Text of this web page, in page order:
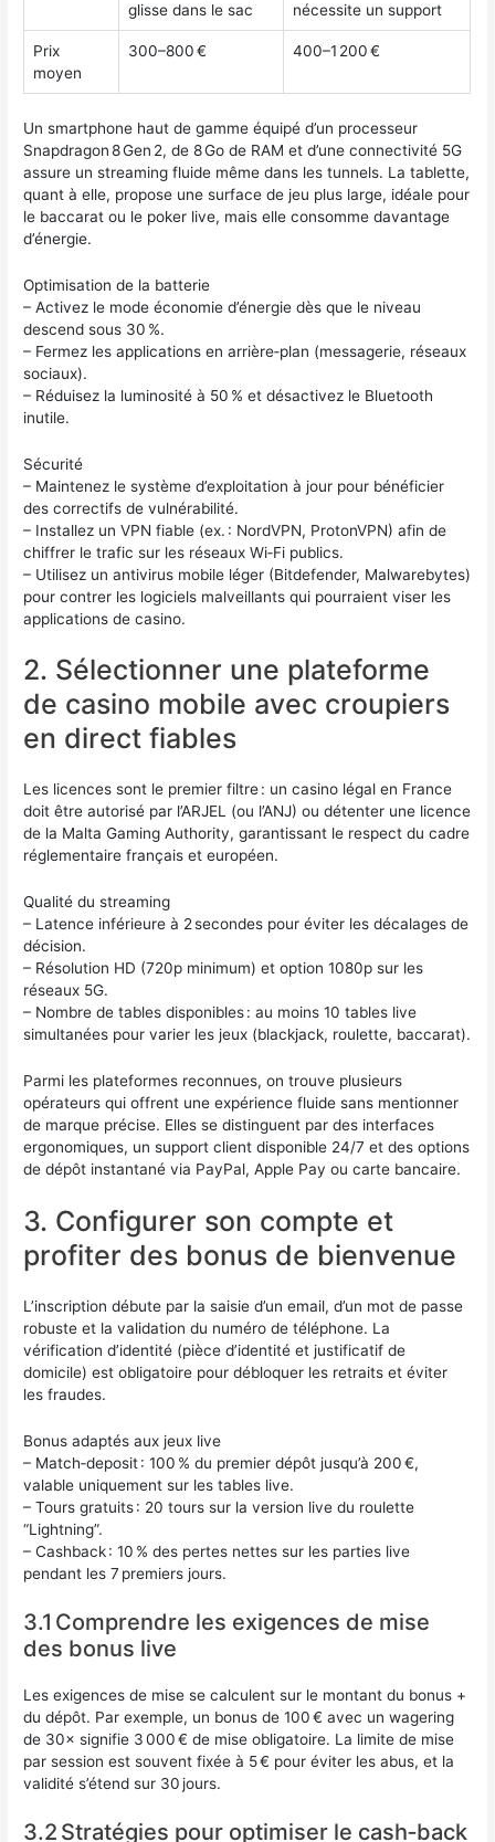
glisse dans le sac
nécessite un support
Prix
moyen
300–800 € 400–1 200 €
Un smartphone haut de gamme équipé d’un processeur
Snapdragon 8 Gen 2, de 8 Go de RAM et d’une connectivité 5G
assure un streaming fluide même dans les tunnels. La tablette,
quant à elle, propose une surface de jeu plus large, idéale pour
le baccarat ou le poker live, mais elle consomme davantage
d’énergie.
Optimisation de la batterie
– Activez le mode économie d’énergie dès que le niveau
descend sous 30 %.
– Fermez les applications en arrière‑plan (messagerie, réseaux
sociaux).
– Réduisez la luminosité à 50 % et désactivez le Bluetooth
inutile.
Sécurité
– Maintenez le système d’exploitation à jour pour bénéficier
des correctifs de vulnérabilité.
– Installez un VPN fiable (ex. : NordVPN, ProtonVPN) afin de
chiffrer le trafic sur les réseaux Wi‑Fi publics.
– Utilisez un antivirus mobile léger (Bitdefender, Malwarebytes)
pour contrer les logiciels malveillants qui pourraient viser les
applications de casino.
2. Sélectionner une plateforme
de casino mobile avec croupiers
en direct fiables
Les licences sont le premier filtre : un casino légal en France
doit être autorisé par l’ARJEL (ou l’ANJ) ou détenter une licence
de la Malta Gaming Authority, garantissant le respect du cadre
réglementaire français et européen.
Qualité du streaming
– Latence inférieure à 2 secondes pour éviter les décalages de
décision.
– Résolution HD (720p minimum) et option 1080p sur les
réseaux 5G.
– Nombre de tables disponibles : au moins 10 tables live
simultanées pour varier les jeux (blackjack, roulette, baccarat).
Parmi les plateformes reconnues, on trouve plusieurs
opérateurs qui offrent une expérience fluide sans mentionner
de marque précise. Elles se distinguent par des interfaces
ergonomiques, un support client disponible 24/7 et des options
de dépôt instantané via PayPal, Apple Pay ou carte bancaire.
3. Configurer son compte et
profiter des bonus de bienvenue
L’inscription débute par la saisie d’un email, d’un mot de passe
robuste et la validation du numéro de téléphone. La
vérification d’identité (pièce d’identité et justificatif de
domicile) est obligatoire pour débloquer les retraits et éviter
les fraudes.
Bonus adaptés aux jeux live
– Match‑deposit : 100 % du premier dépôt jusqu’à 200 €,
valable uniquement sur les tables live.
– Tours gratuits : 20 tours sur la version live du roulette
“Lightning”.
– Cashback : 10 % des pertes nettes sur les parties live
pendant les 7 premiers jours.
3.1 Comprendre les exigences de mise
des bonus live
Les exigences de mise se calculent sur le montant du bonus +
du dépôt. Par exemple, un bonus de 100 € avec un wagering
de 30× signifie 3 000 € de mise obligatoire. La limite de mise
par session est souvent fixée à 5 € pour éviter les abus, et la
validité s’étend sur 30 jours.
3.2 Stratégies pour optimiser le cash‑back